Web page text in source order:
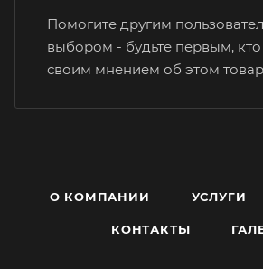
Помогите другим
выбором - будьте первым, кто
своим мнением об этом
О КОМПАНИИ УСЛУГИ
КОНТАКТЫ